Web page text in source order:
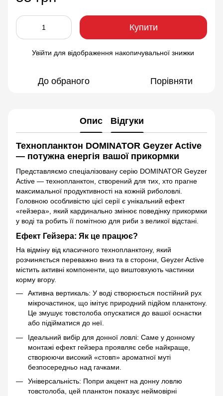
Купити
Увійти для відображення накопичувальної знижки
До обраного Порівняти
Опис Відгуки
Технопланктон DOMINATOR Geyzer Active
— потужна енергія вашої прикормки
Представляємо спеціалізовану серію DOMINATOR Geyzer
Active — технопланктон, створений для тих, хто прагне
максимальної продуктивності на кожній риболовлі.
Головною особливістю цієї серії є унікальний ефект
«гейзера», який кардинально змінює поведінку прикормки
у воді та робить її помітною для риби з великої відстані.
Ефект Гейзера: Як це працює?
На відміну від класичного технопланктону, який
розчиняється переважно вниз та в сторони, Geyzer Active
містить активні компоненти, що виштовхують частинки
корму вгору.
Активна вертикаль: У воді створюється постійний рух
мікрочастинок, що імітує природний підйом планктону.
Це змушує товстолоба опускатися до вашої оснастки
або підійматися до неї.
Ідеальний вибір для донної ловлі: Саме у донному
монтажі ефект гейзера проявляє себе найкраще,
створюючи високий «стовп» ароматної муті
безпосередньо над гачками.
Універсальність: Попри акцент на донну ловлю
товстолоба, цей планктон показує неймовірні